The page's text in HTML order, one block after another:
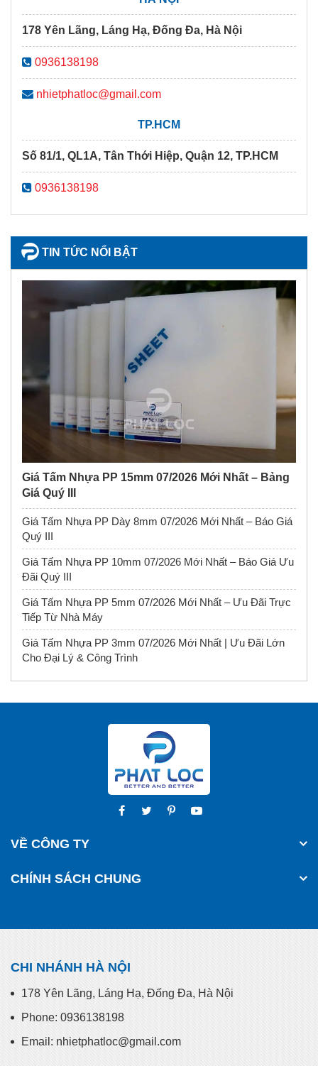
178 Yên Lãng, Láng Hạ, Đống Đa, Hà Nội
0936138198
nhietphatloc@gmail.com
TP.HCM
Số 81/1, QL1A, Tân Thới Hiệp, Quận 12, TP.HCM
0936138198
TIN TỨC NỔI BẬT
Giá Tấm Nhựa PP 15mm 07/2026 Mới Nhất – Bảng
Giá Quý III
Giá Tấm Nhựa PP Dày 8mm 07/2026 Mới Nhất – Báo Giá
Quý III
Giá Tấm Nhựa PP 10mm 07/2026 Mới Nhất – Báo Giá Ưu
Đãi Quý III
Giá Tấm Nhựa PP 5mm 07/2026 Mới Nhất – Ưu Đãi Trực
Tiếp Từ Nhà Máy
Giá Tấm Nhựa PP 3mm 07/2026 Mới Nhất | Ưu Đãi Lớn
Cho Đại Lý & Công Trình
VỀ CÔNG TY
CHÍNH SÁCH CHUNG